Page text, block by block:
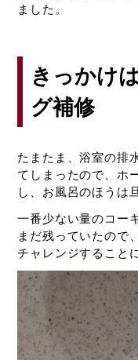
不動産につ
ORINASにつ
会社概要
スタッフ紹介
求人情報
コラム
ました。
きっかけ
グ補修
たまたま、浴室の排
てしまったので、ホ
し、お風呂のほうは
一番少ない量のコー
まだ残っていたので
チャレンジすること